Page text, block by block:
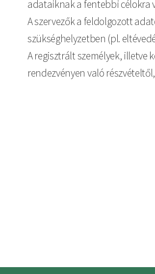
adataiknak a fentebbi célokra
A szervezők a feldolgozott
szükséghelyzetben (pl.
A regisztrált személyek, illetve
rendezvényen való